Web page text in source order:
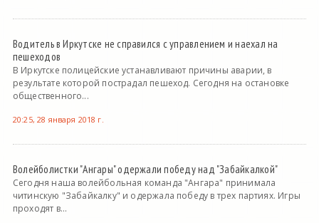
Водитель в Иркутске не справился с управлением и наехал на
пешеходов
В Иркутске полицейские устанавливают причины аварии, в
результате которой пострадал пешеход. Сегодня на остановке
общественного...
20:25, 28 января 2018 г.
Волейболистки "Ангары" одержали победу над "Забайкалкой"
Сегодня наша волейбольная команда "Ангара" принимала
читинскую "Забайкалку" и одержала победу в трех партиях. Игры
проходят в...